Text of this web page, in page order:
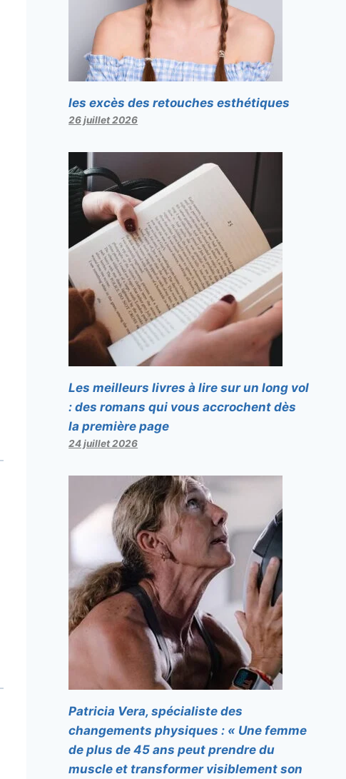
les excès des retouches esthétiques
26 juillet 2026
Les meilleurs livres à lire sur un long vol
: des romans qui vous accrochent dès
la première page
24 juillet 2026
Patricia Vera, spécialiste des
changements physiques : « Une femme
de plus de 45 ans peut prendre du
muscle et transformer visiblement son